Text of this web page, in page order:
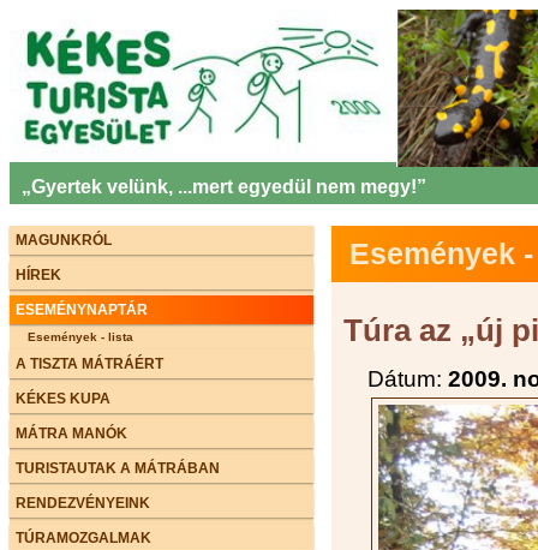
„Gyertek velünk, ...mert egyedül nem megy!”
MAGUNKRÓL
HÍREK
ESEMÉNYNAPTÁR
Események - lista
A TISZTA MÁTRÁÉRT
KÉKES KUPA
MÁTRA MANÓK
TURISTAUTAK A MÁTRÁBAN
RENDEZVÉNYEINK
TÚRAMOZGALMAK
Események
Túra az „új
Dátum: 2009.